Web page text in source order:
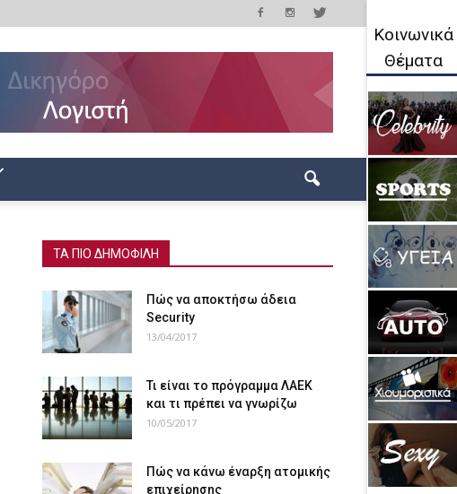
ΤΑ ΠΙΟ ΔΗΜΟΦΙΛΗ
Πώς να αποκτήσω άδεια
Security
13/04/2017
Τι είναι το πρόγραμμα ΛΑΕΚ
και τι πρέπει να γνωρίζω
10/05/2017
Πώς να κάνω έναρξη ατομικής
επιχείρησης
Κοινωνικά
Θέματα